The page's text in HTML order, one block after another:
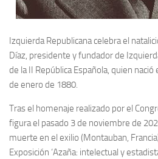
Archivo Documental
Cronología fundamental de Manuel
Artículos sobre Manuel Azaña
Ochenta años sin Manuel Azaña
Bibliografías
Biblioteca
Catálogo Biblioteca
Izquierda Republicana celebra el
Díaz, presidente y fundador de
de la II República Española, quien
de enero de 1880.
Tras el homenaje realizado por el
figura el pasado 3 de noviembre de
muerte en el exilio (Montauban,
Exposición ‘Azaña: intelectual y